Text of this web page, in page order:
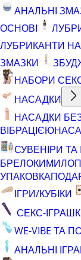
АНАЛЬНІ
ОСНОВІ
ЛУБРИКАНТИ
ЗМАЗКИ
НАБОРИ
НАСАДКИ
НАСАДКИ БЕЗ
ВІБРАЦІЄЮ
СУВЕНІРИ ТА
БРЕЛОКИМИЛО
УПАКОВКА
ІГРИ/КУБІКИ
СЕКС-
WE-VIBE ТА
АНАЛЬНІ